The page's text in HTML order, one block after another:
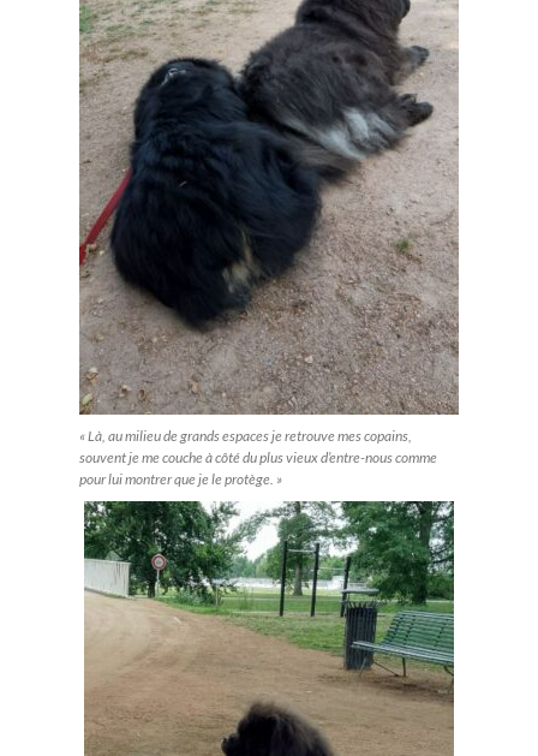
« Là, au milieu de grands espaces je retrouve mes copains,
souvent je me couche à côté du plus vieux d’entre-nous comme
pour lui montrer que je le protège. »